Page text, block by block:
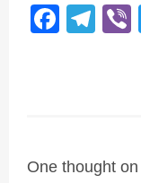
One thought on